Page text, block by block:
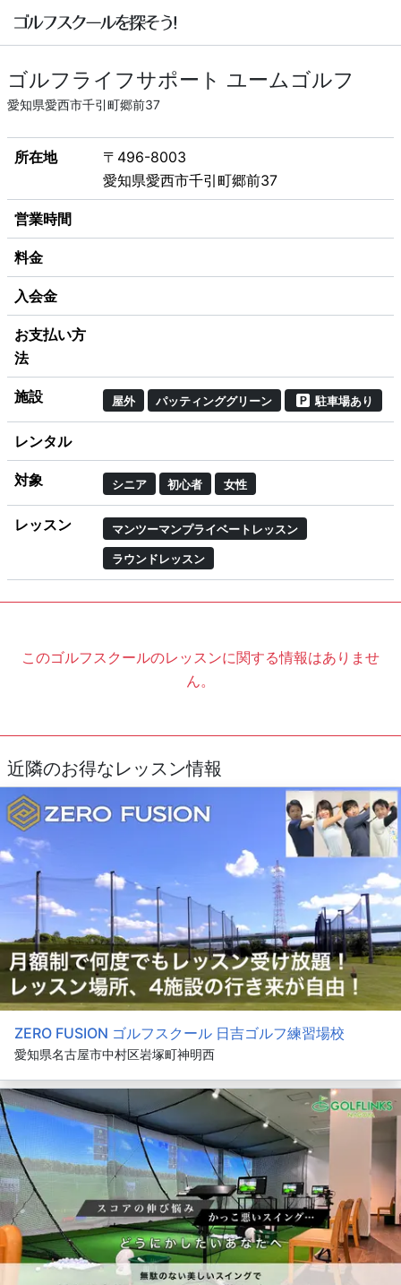
ゴルフライフサポート ユームゴルフ
愛知県愛西市千引町郷前37
所在地
〒496-8003
愛知県愛西市千引町郷前37
営業時間
料金
入会金
お支払い方
法
施設 屋外 パッティンググリーン 駐車場あり
レンタル
対象 シニア 初心者 女性
レッスン マンツーマンプライベートレッスン
ラウンドレッスン
このゴルフスクールのレッスンに関する情報はありませ
ん。
近隣のお得なレッスン情報
ZERO FUSION ゴルフスクール 日吉ゴルフ練習場校
愛知県名古屋市中村区岩塚町神明西